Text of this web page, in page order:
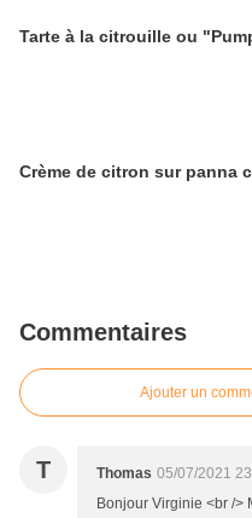
Tarte à la citrouille ou
Crème de citron sur panna
Commentaires
Ajouter un
T Thomas 05/07/2021
Bonjour Virginie <br />